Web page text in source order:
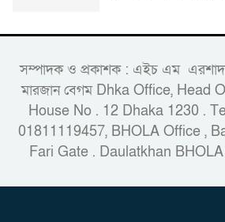
সম্পাদক ও প্রকাশক : এইচ এম এরশাদ
মারজান বেগম Dhka Office, Head
House No . 12 Dhaka 1230 .
01811119457, BHOLA Office ,
Fari Gate . Daulatkhan